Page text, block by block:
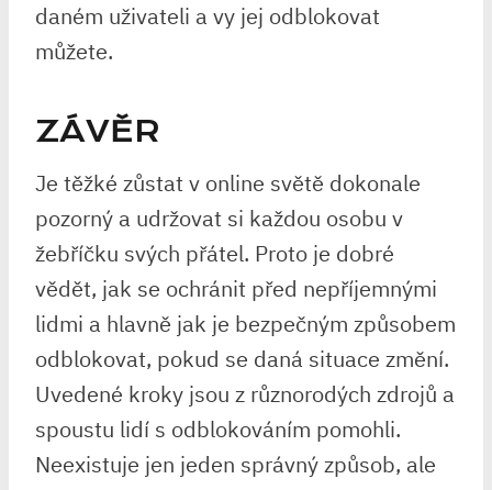
daném uživateli a vy jej odblokovat
můžete.
ZÁVĚR
Je těžké zůstat v online světě dokonale
pozorný a udržovat si každou osobu v
žebříčku svých přátel. Proto je dobré
vědět, jak se ochránit před nepříjemnými
lidmi a hlavně jak je bezpečným způsobem
odblokovat, pokud se daná situace změní.
Uvedené kroky jsou z různorodých zdrojů a
spoustu lidí s odblokováním pomohli.
Neexistuje jen jeden správný způsob, ale